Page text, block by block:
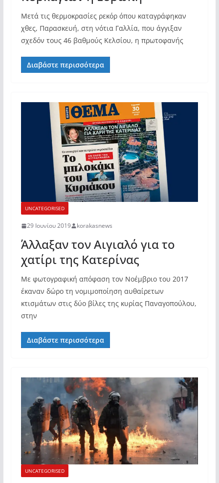
Μετά τις θερμοκρασίες ρεκόρ όπου καταγράφηκαν
χθες, Παρασκευή, στη νότια Γαλλία, που άγγιξαν
σχεδόν τους 46 βαθμούς Κελσίου, η πρωτοφανής
Διαβάστε περισσότερα
UNCATEGORISED
29 Ιουνίου 2019 korakasnews
Άλλαξαν τον Αιγιαλό για το
χατίρι της Κατερίνας
Με φωτογραφική απόφαση τον Νοέμβριο του 2017
έκαναν δώρο τη νομιμοποίηση αυθαίρετων
κτισμάτων στις δύο βίλες της κυρίας Παναγοπούλου,
στην
Διαβάστε περισσότερα
UNCATEGORISED